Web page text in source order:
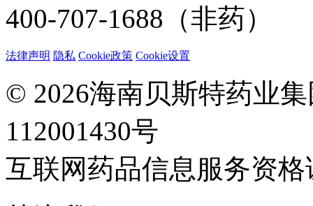
400-707-1688（非药）
法律声明 隐私 Cookie政策 Cookie设置
© 2026海南贝斯特药业
112001430号
互联网药品信息服务资